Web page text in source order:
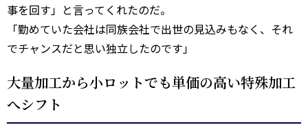
事を回す」と言ってくれたのだ。
「勤めていた会社は同族会社で出世の見込みもなく、それ
でチャンスだと思い独立したのです」
大量加工から小ロットでも単価の高い特殊加工
へシフト